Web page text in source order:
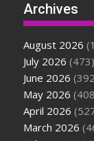
Archives
August 2026
July 2026 (473)
June 2026
May 2026
April 2026
March 2026